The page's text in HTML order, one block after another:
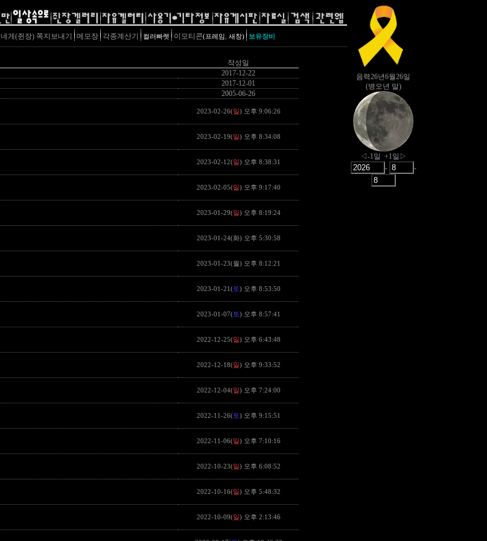
네게(쥔장) 쪽지보내기 메모장 각종계산기 컬러빠렛 이모티콘(프레임, 새창) 보유장비
작성일
2017-12-22
2017-12-01
2005-06-26
2023-02-26(일) 오후 9:06:26
2023-02-19(일) 오후 8:34:08
2023-02-12(일) 오후 8:38:31
2023-02-05(일) 오후 9:17:40
2023-01-29(일) 오후 8:19:24
2023-01-24(화) 오후 5:30:58
2023-01-23(월) 오후 8:12:21
2023-01-21( 토) 오후 8:53:50
2023-01-07( 토) 오후 8:57:41
2022-12-25(일) 오후 6:43:48
2022-12-18(일) 오후 9:33:52
2022-12-04(일) 오후 7:24:00
2022-11-26( 토) 오후 9:15:51
2022-11-06(일) 오후 7:10:16
2022-10-23(일) 오후 6:08:52
2022-10-16(일) 오후 5:48:32
2022-10-09(일) 오후 2:13:46